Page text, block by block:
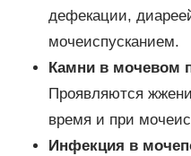
дефекации,
мочеиспусканием.
Камни в мочевом
Проявляются
время и при
Инфекция в